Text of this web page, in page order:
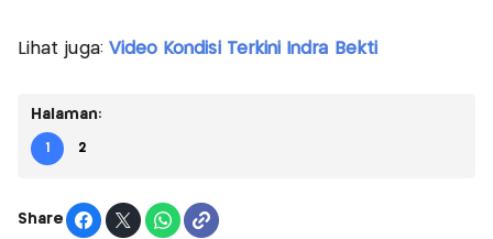
Lihat juga: Video Kondisi Terkini Indra Bekti
Halaman:
1 2
Share